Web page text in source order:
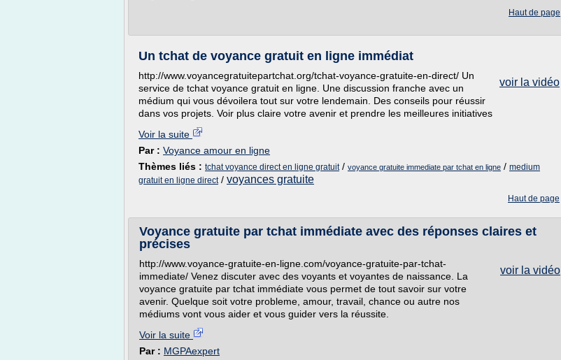
Haut de page
Un tchat de voyance gratuit en ligne immédiat
voir la vidéo
http://www.voyancegratuitepartchat.org/tchat-voyance-gratuite-en-direct/ Un
service de tchat voyance gratuit en ligne. Une discussion franche avec un
médium qui vous dévoilera tout sur votre lendemain. Des conseils pour réussir
dans vos projets. Voir plus claire votre avenir et prendre les meilleures initiatives
Voir la suite
Par : Voyance amour en ligne
Thèmes liés : tchat voyance direct en ligne gratuit/ voyance gratuite immediate par tchat en ligne / medium
gratuit en ligne direct/ voyances gratuite
Haut de page
Voyance gratuite par tchat immédiate avec des réponses claires et
précises
voir la vidéo
http://www.voyance-gratuite-en-ligne.com/voyance-gratuite-par-tchat-
immediate/ Venez discuter avec des voyants et voyantes de naissance. La
voyance gratuite par tchat immédiate vous permet de tout savoir sur votre
avenir. Quelque soit votre probleme, amour, travail, chance ou autre nos
médiums vont vous aider et vous guider vers la réussite.
Voir la suite
Par : MGPAexpert